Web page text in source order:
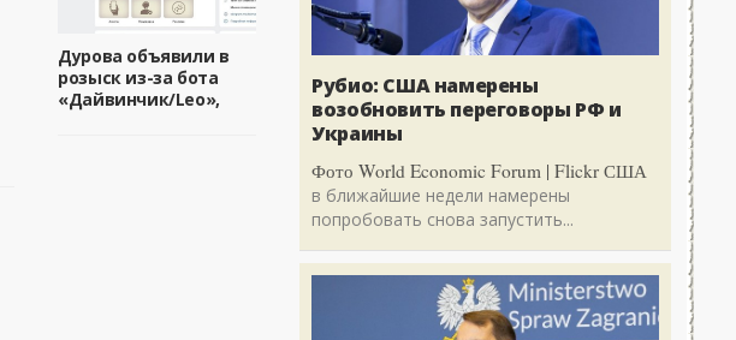
Дурова объявили в
розыск из-за бота
«Дайвинчик/Leo»,
Рубио: США намерены
возобновить переговоры РФ и
Украины
Фото World Economic Forum | Flickr США
в ближайшие недели намерены
попробовать снова запустить...